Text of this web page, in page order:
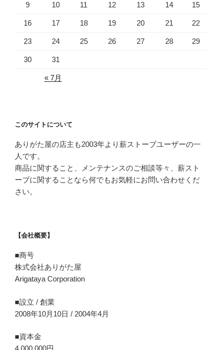
9 10 11 12 13 14 15
16 17 18 19 20 21 22
23 24 25 26 27 28 29
30 31
« 7月
このサイトについて
ありがた屋の店主も2003年より薪ストーブユーザーの一
人です。
商品に関すること、メンテナンスのご相談等々、薪スト
ーブに関することなら何でもお気軽にお問い合わせくだ
さい。
【会社概要】
■商号
株式会社ありがた屋
Arigataya Corporation
■設立 / 創業
2008年10月10日 / 2004年4月
■資本金